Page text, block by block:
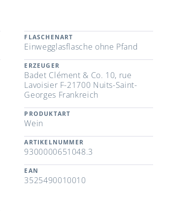
FLASCHENART
Einwegglasflasche ohne Pfand
ERZEUGER
Badet Clément & Co. 10, rue
Lavoisier F-21700 Nuits-Saint-
Georges Frankreich
PRODUKTART
Wein
ARTIKELNUMMER
9300000651048.3
EAN
3525490010010